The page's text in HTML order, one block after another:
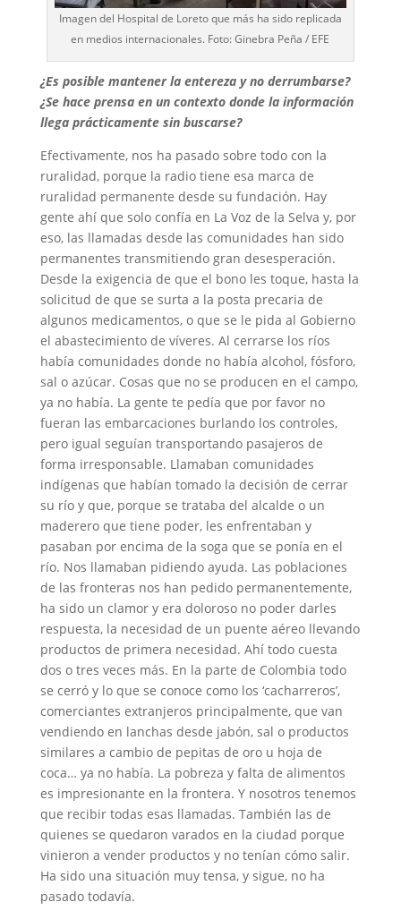
Imagen del Hospital de Loreto que más ha sido replicada
en medios internacionales. Foto: Ginebra Peña / EFE
¿Es posible mantener la entereza y no derrumbarse?
¿Se hace prensa en un contexto donde la información
llega prácticamente sin buscarse?
Efectivamente, nos ha pasado sobre todo con la
ruralidad, porque la radio tiene esa marca de
ruralidad permanente desde su fundación. Hay
gente ahí que solo confía en La Voz de la Selva y, por
eso, las llamadas desde las comunidades han sido
permanentes transmitiendo gran desesperación.
Desde la exigencia de que el bono les toque, hasta la
solicitud de que se surta a la posta precaria de
algunos medicamentos, o que se le pida al Gobierno
el abastecimiento de víveres. Al cerrarse los ríos
había comunidades donde no había alcohol, fósforo,
sal o azúcar. Cosas que no se producen en el campo,
ya no había. La gente te pedía que por favor no
fueran las embarcaciones burlando los controles,
pero igual seguían transportando pasajeros de
forma irresponsable. Llamaban comunidades
indígenas que habían tomado la decisión de cerrar
su río y que, porque se trataba del alcalde o un
maderero que tiene poder, les enfrentaban y
pasaban por encima de la soga que se ponía en el
río. Nos llamaban pidiendo ayuda. Las poblaciones
de las fronteras nos han pedido permanentemente,
ha sido un clamor y era doloroso no poder darles
respuesta, la necesidad de un puente aéreo llevando
productos de primera necesidad. Ahí todo cuesta
dos o tres veces más. En la parte de Colombia todo
se cerró y lo que se conoce como los ‘cacharreros’,
comerciantes extranjeros principalmente, que van
vendiendo en lanchas desde jabón, sal o productos
similares a cambio de pepitas de oro u hoja de
coca… ya no había. La pobreza y falta de alimentos
es impresionante en la frontera. Y nosotros tenemos
que recibir todas esas llamadas. También las de
quienes se quedaron varados en la ciudad porque
vinieron a vender productos y no tenían cómo salir.
Ha sido una situación muy tensa, y sigue, no ha
pasado todavía.